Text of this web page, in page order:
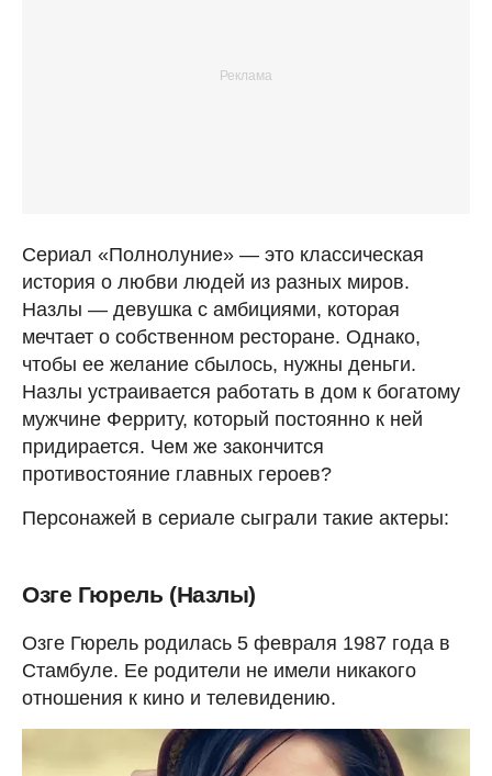
Сериал «Полнолуние» — это классическая
история о любви людей из разных миров.
Назлы — девушка с амбициями, которая
мечтает о собственном ресторане. Однако,
чтобы ее желание сбылось, нужны деньги.
Назлы устраивается работать в дом к богатому
мужчине Ферриту, который постоянно к ней
придирается. Чем же закончится
противостояние главных героев?
Персонажей в сериале сыграли такие актеры:
Озге Гюрель (Назлы)
Озге Гюрель родилась 5 февраля 1987 года в
Стамбуле. Ее родители не имели никакого
отношения к кино и телевидению.